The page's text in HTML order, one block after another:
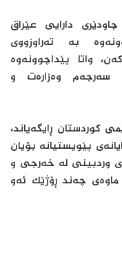
دارایی عێراق
بە تەراوزووی
واتا پێداچوونەوە
وەزارەت و
کوردستان ڕایگەیاند،
پێویستیانە بۆیان
وردبینی لە خەرجی و
ماوەی چەند ڕۆژێک ئەو